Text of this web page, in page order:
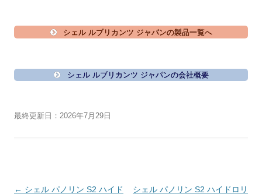
シェル ルブリカンツ ジャパンの製品一覧へ
シェル ルブリカンツ ジャパンの会社概要
最終更新日：2026年7月29日
投
← シェル パノリン S2 ハイド シェル パノリン S2 ハイドロリ